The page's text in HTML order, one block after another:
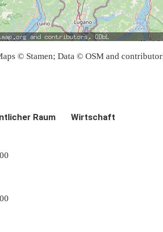
© Stamen; Data © OSM and
Raum Wirtschaft